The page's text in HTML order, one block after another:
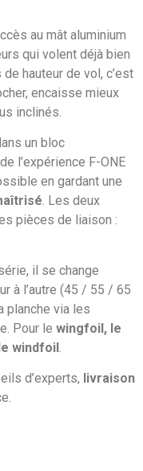
au mât aluminium
qui volent déjà bien
de hauteur de vol, c’est
encaisse mieux
inclinés.
un bloc
l’expérience F-ONE
en gardant une
. Les deux
pièces de liaison :
il se change
à l’autre (45 / 55 / 65
planche via les
Pour le wingfoil, le
windfoil
d’experts, livraison